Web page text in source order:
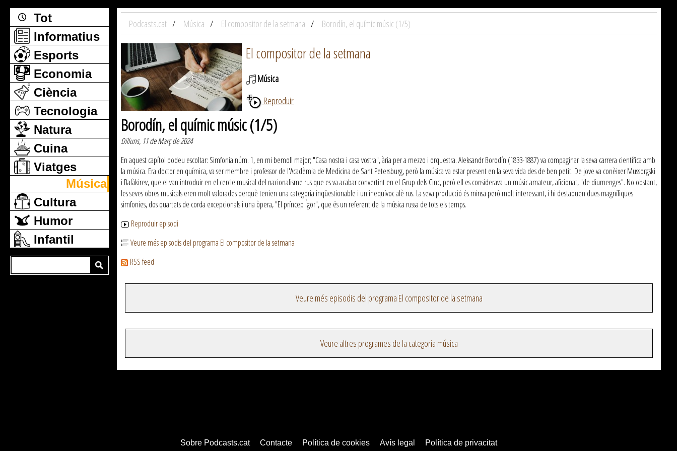
Tot
Informatius
Esports
Economia
Ciència
Tecnologia
Natura
Cuina
Viatges
Música
Cultura
Humor
Infantil
Podcasts.cat Música El compositor de la setmana Borodín, el químic músic (1/5)
El compositor de la setmana
Música
Reproduir
Borodín, el químic músic (1/5)
Dilluns, 11 de Març de 2024
En aquest capítol podeu escoltar: Simfonia núm. 1, en mi bemoll major; "Casa nostra i casa vostra", ària per a mezzo i orquestra. Aleksandr Borodín (1833-1887) va compaginar la seva carrera científica amb
la música. Era doctor en química, va ser membre i professor de l'Acadèmia de Medicina de Sant Petersburg, però la música va estar present en la seva vida des de ben petit. De jove va conèixer Mussorgski
i Balàkirev, que el van introduir en el cercle musical del nacionalisme rus que es va acabar convertint en el Grup dels Cinc, però ell es considerava un músic amateur, aficionat, "de diumenges". No obstant,
les seves obres musicals eren molt valorades perquè tenien una categoria inqüestionable i un inequívoc alè rus. La seva producció és minsa però molt interessant, i hi destaquen dues magnífiques
simfonies, dos quartets de corda excepcionals i una òpera, "El príncep Ígor", que és un referent de la música russa de tots els temps.
Reproduir episodi
Veure més episodis del programa El compositor de la setmana
RSS feed
Veure més episodis del programa El compositor de la setmana
Veure altres programes de la categoria música
Sobre Podcasts.cat Contacte Política de cookies Avís legal Política de privacitat